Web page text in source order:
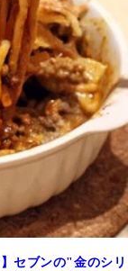
セブンの"金のシリ